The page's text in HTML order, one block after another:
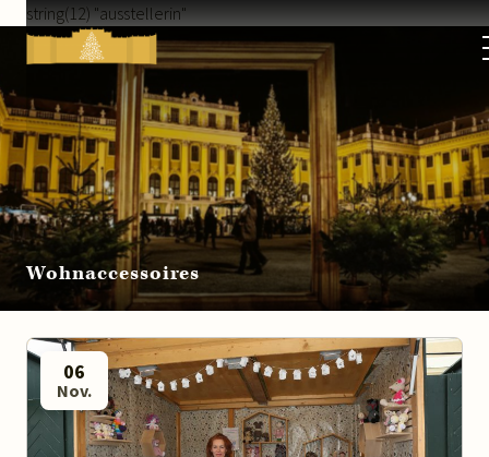
Kultur-
Weihnachtsmarkt
Schloss
Schönbrunn
string(12) "ausstellerin"
Wohnaccessoires
06
Nov.